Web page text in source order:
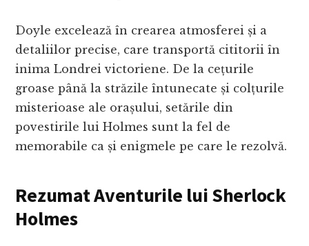
Doyle excelează în crearea atmosferei și a
detaliilor precise, care transportă cititorii în
inima Londrei victoriene. De la cețurile
groase până la străzile întunecate și colțurile
misterioase ale orașului, setările din
povestirile lui Holmes sunt la fel de
memorabile ca și enigmele pe care le rezolvă.
Rezumat Aventurile lui Sherlock
Holmes